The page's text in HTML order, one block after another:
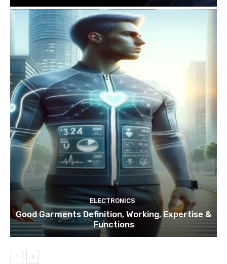
ELECTRONICS
Good Garments Definition, Working, Expertise &
Functions